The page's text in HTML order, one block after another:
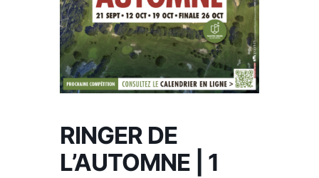
RINGER DE
L’AUTOMNE | 1